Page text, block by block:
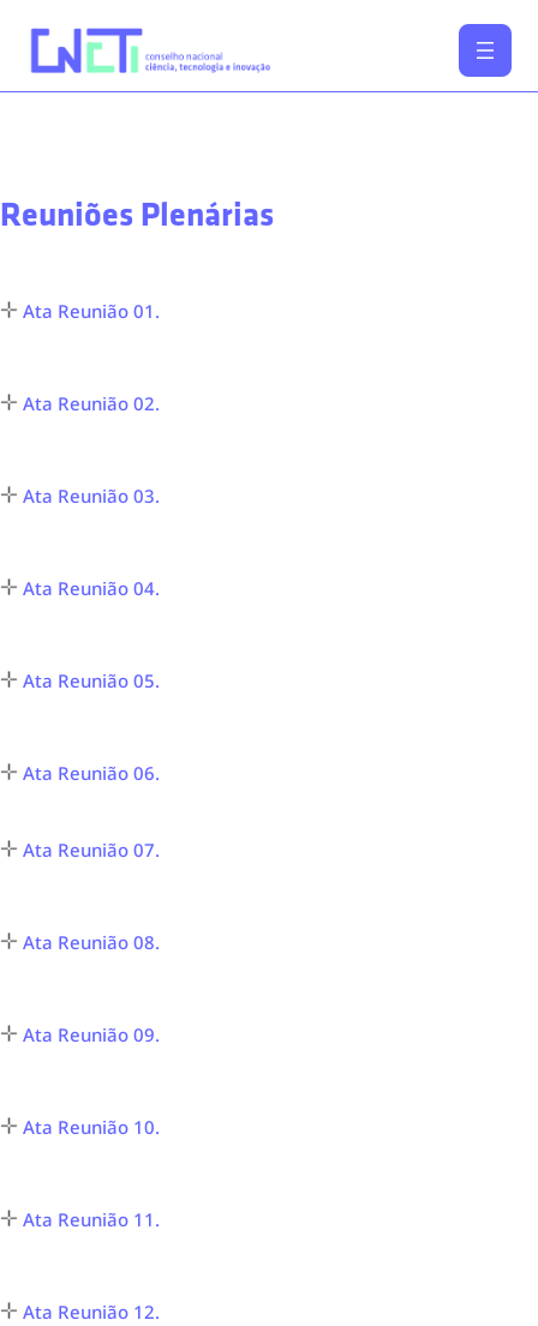
para
conteúdo
Reuniões Plenárias
Ata Reunião 01.
Ata Reunião 02.
Ata Reunião 03.
Ata Reunião 04.
Ata Reunião 05.
Ata Reunião 06.
Ata Reunião 07.
Ata Reunião 08.
Ata Reunião 09.
Ata Reunião 10.
Ata Reunião 11.
Ata Reunião 12.